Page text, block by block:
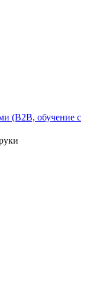
(B2B, обучение с